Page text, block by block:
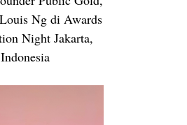
Ng di Awards
Night Jakarta,
Indonesia